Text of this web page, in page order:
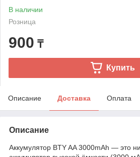
В наличии
Розница
900 ₸
Купить
Описание Доставка Оплата
Описание
Аккумулятор BTY AA 3000mAh ― это